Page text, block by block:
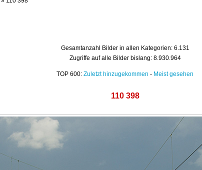
Gesamtanzahl Bilder in allen Kategorien: 6.131
Zugriffe auf alle Bilder bislang: 8.930.964
TOP 600:Zuletzt hinzugekommen - Meist gesehen
110 398